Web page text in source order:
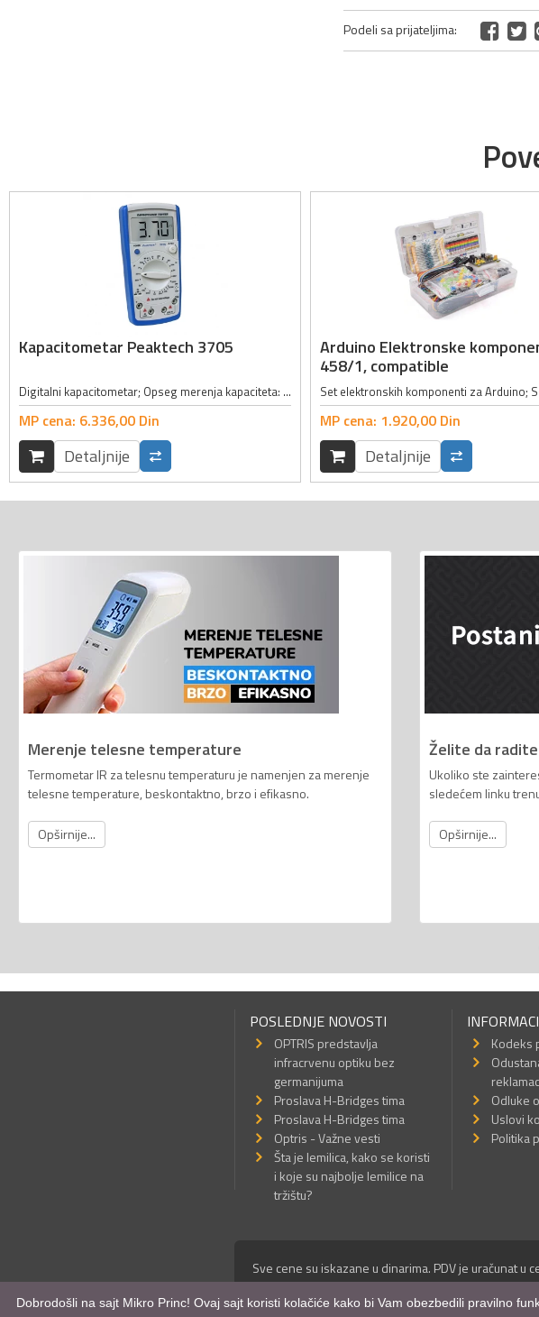
Podeli sa prijateljima:
Kapacitometar Peaktech 3705
Digitalni kapacitometar; Opseg merenja kapaciteta: 200pF, 2nF, 20nF, 200nF, 2µF, 20µF, 200µF, 2mF, 20mF; Tačnost merenja kapaciteta: ±0.5% + 10 cifara; Opseg merenja otpornosti: 20Ω, 200Ω, 2kΩ, 20kΩ, 200kΩ, 2MΩ, 20MΩ, 200MΩ,...
MP cena: 6.336,00 Din
Detaljnije
Arduino Elektronske
458/1, compatible
MP cena: 1.920,00 Din
Detaljnije
Merenje telesne temperature
Termometar IR za telesnu temperaturu je namenjen za merenje
telesne temperature, beskontaktno, brzo i efikasno.
Opširnije...
Želite da
Ukoliko ste
sledećem linku
Opširnije...
POSLEDNJE NOVOSTI
OPTRIS predstavlja
infracrvenu optiku bez
germanijuma
Proslava H-Bridges tima
Proslava H-Bridges tima
Optris - Važne vesti
Šta je lemilica, kako se koristi
i koje su najbolje lemilice na
tržištu?
Kodeks
Odluke
Uslovi
Politika
Sve cene su iskazane u dinarima. PDV je uračunat u
© Mikro Princ 1999 - 2026. Sva prava su zadržana.
Kreirao*nbgcreator |Izdrada Internet prodavnice,
Dobrodošli na sajt Mikro Princ! Ovaj sajt koristi kolačiće kako bi Vam obezbedili pravilno